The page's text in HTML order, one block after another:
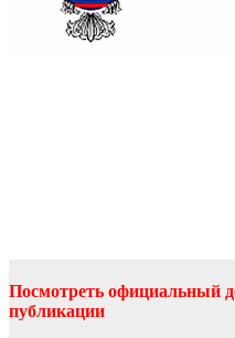
Посмотреть официальный
публикации